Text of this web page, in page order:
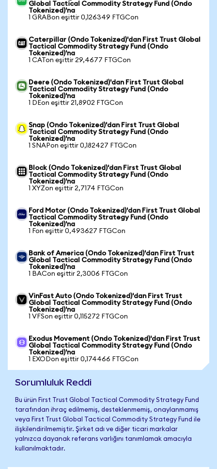
Global Tactical Commodity Strategy Fund (Ondo
Tokenized)'na
1 GRABon eşittir 0,126349 FTGCon
Caterpillar (Ondo Tokenized)'dan First Trust Global
Tactical Commodity Strategy Fund (Ondo
Tokenized)'na
1 CATon eşittir 29,4677 FTGCon
Deere (Ondo Tokenized)'dan First Trust Global
Tactical Commodity Strategy Fund (Ondo
Tokenized)'na
1 DEon eşittir 21,8902 FTGCon
Snap (Ondo Tokenized)'dan First Trust Global
Tactical Commodity Strategy Fund (Ondo
Tokenized)'na
1 SNAPon eşittir 0,182427 FTGCon
Block (Ondo Tokenized)'dan First Trust Global
Tactical Commodity Strategy Fund (Ondo
Tokenized)'na
1 XYZon eşittir 2,7174 FTGCon
Ford Motor (Ondo Tokenized)'dan First Trust Global
Tactical Commodity Strategy Fund (Ondo
Tokenized)'na
1 Fon eşittir 0,493627 FTGCon
Bank of America (Ondo Tokenized)'dan First Trust
Global Tactical Commodity Strategy Fund (Ondo
Tokenized)'na
1 BACon eşittir 2,3006 FTGCon
VinFast Auto (Ondo Tokenized)'dan First Trust
Global Tactical Commodity Strategy Fund (Ondo
Tokenized)'na
1 VFSon eşittir 0,115272 FTGCon
Exodus Movement (Ondo Tokenized)'dan First Trust
Global Tactical Commodity Strategy Fund (Ondo
Tokenized)'na
1 EXODon eşittir 0,174466 FTGCon
Sorumluluk Reddi
Bu ürün First Trust Global Tactical Commodity Strategy Fund
tarafından ihraç edilmemiş, desteklenmemiş, onaylanmamış
veya First Trust Global Tactical Commodity Strategy Fund ile
ilişkilendirilmemiştir. Şirket adı ve diğer ticari markalar
yalnızca dayanak referans varlığını tanımlamak amacıyla
kullanılmaktadır.